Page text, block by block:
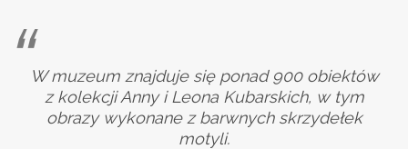
W muzeum znajduje się ponad 900 obiektów
z kolekcji Anny i Leona Kubarskich, w tym
obrazy wykonane z barwnych skrzydełek
motyli.